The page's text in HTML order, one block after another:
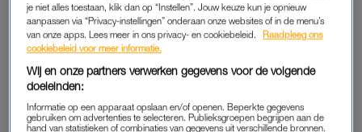
er gevraagd of het komt omdat ik niemand leuk vind, waar het
precies aan ligt of dat er iets is gebeurd waardoor ik me
hiervan weerhoudt.
Nee, er is niets gebeurd. Nee, ik vind niemand leuk. Nee, ik
doe het niet stiekem waarna ik vervolgens iets anders aan de
wereld verkondig. Ik heb er gewoon even geen behoefte aan.
je niet alles toestaan, klik dan op “Instellen”. Jouw keuze kun je opnieuw
aanpassen via “Privacy-instellingen” onderaan onze websites of in de menu’s
van onze apps. Lees meer in ons privacy- en cookiebeleid.
Raadpleeg ons
cookiebeleid voor meer informatie.
Wij en onze partners verwerken gegevens voor de volgende
doeleinden:
Informatie op een apparaat opslaan en/of openen. Beperkte gegevens
gebruiken om advertenties te selecteren. Publieksgroepen begrijpen aan de
hand van statistieken of combinaties van gegevens uit verschillende bronnen.